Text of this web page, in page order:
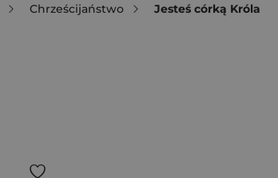
Chrześcijaństwo Jesteś córką Króla